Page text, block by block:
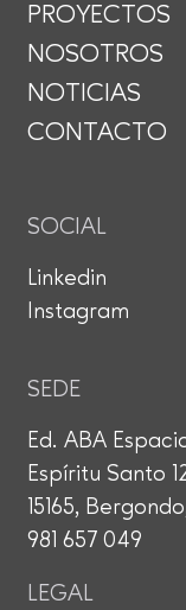
PROYECTOS
NOSOTROS
NOTICIAS
CONTACTO
SOCIAL
Linkedin
Instagram
SEDE
Ed. ABA
Espíritu Santo
15165,
981 657 049
LEGAL